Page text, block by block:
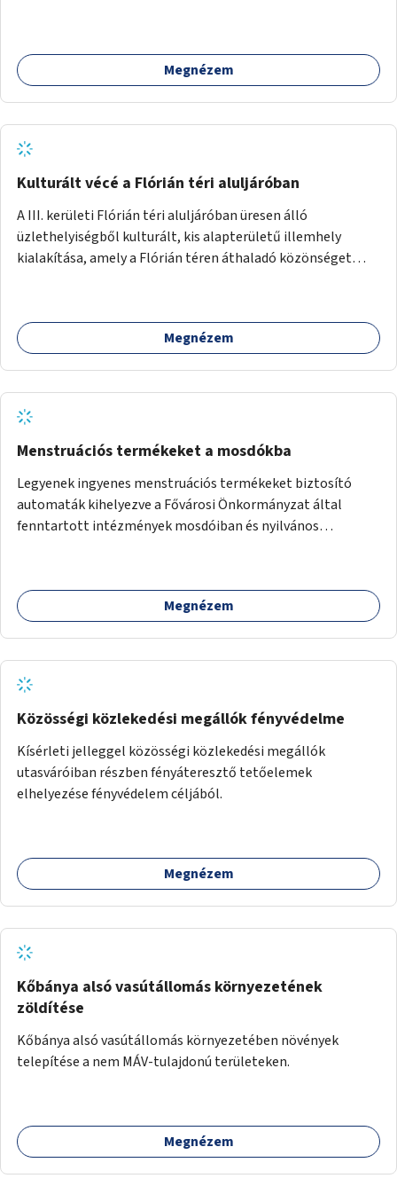
Megnézem
Kulturált vécé a Flórián téri aluljáróban
A III. kerületi Flórián téri aluljáróban üresen álló
üzlethelyiségből kulturált, kis alapterületű illemhely
kialakítása, amely a Flórián téren áthaladó közönséget
Megnézem
Menstruációs termékeket a mosdókba
Legyenek ingyenes menstruációs termékeket biztosító
automaták kihelyezve a Fővárosi Önkormányzat által
fenntartott intézmények mosdóiban és nyilvános
Megnézem
Közösségi közlekedési megállók fényvédelme
Kísérleti jelleggel közösségi közlekedési megállók
utasváróiban részben fényáteresztő tetőelemek
elhelyezése fényvédelem céljából.
Megnézem
Kőbánya alsó vasútállomás környezetének
zöldítése
Kőbánya alsó vasútállomás környezetében növények
telepítése a nem MÁV-tulajdonú területeken.
Megnézem